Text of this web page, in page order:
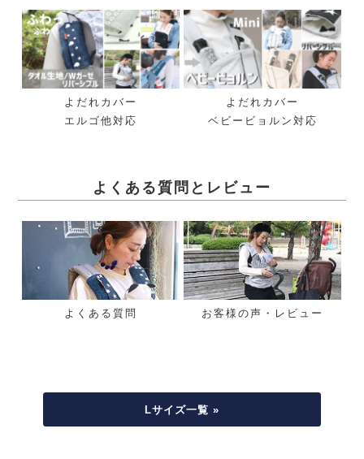
よだれカバー
エルゴ他対応
よだれカバー
ベビービョルン対応
よくある質問とレビュー
よくある質問 お客様の声・レビュー
Lサイズ一覧 »